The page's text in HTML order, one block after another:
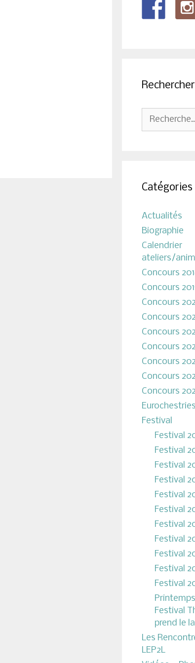
Rechercher
Rechercher :
Catégories
Actualités
Biographie
Calendrier
ateliers/
Concours
Concours
Concours
Concours
Concours
Concours
Concours
Concours
Concours
Eurochestries
Festival
Festival
Festival
Festival
Festival
Festival
Festival
Festival
Festival
Festival
Festival
Festival
Festival
prend le
Les
LEP2L